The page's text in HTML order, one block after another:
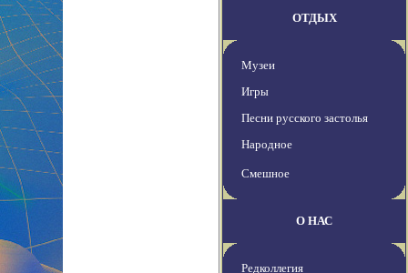
ОТДЫХ
Музеи
Игры
Песни русского застолья
Народное
Смешное
О НАС
Редколлегия